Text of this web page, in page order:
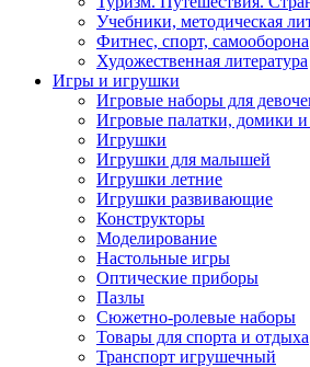
Учебники, методическая
Фитнес, спорт, самооборона
Художественная литература
Игры и игрушки
Игровые наборы для
Игровые палатки, домики и
Игрушки
Игрушки для малышей
Игрушки летние
Игрушки развивающие
Конструкторы
Моделирование
Настольные игры
Оптические приборы
Пазлы
Сюжетно-ролевые наборы
Товары для спорта и отдыха
Транспорт игрушечный